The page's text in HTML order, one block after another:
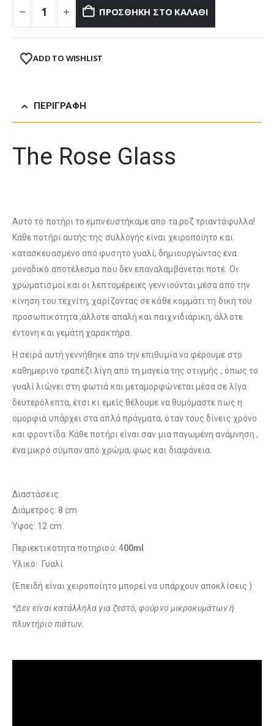
ΠΡΟΣΘΉΚΗ ΣΤΟ ΚΑΛΆΘΙ
ADD TO WISHLIST
ΠΕΡΙΓΡΑΦΉ
The Rose Glass
Αυτό το ποτήρι το εμπνευστήκαμε απο τα ροζ τριαντάφυλλα!
Κάθε ποτήρι αυτής της συλλογής είναι χειροποίητο και
κατασκευασμένο από φυσητό γυαλί, δημιουργώντας ένα
μοναδικό αποτέλεσμα που δεν επαναλαμβάνεται ποτέ. Οι
χρωματισμοί και οι λεπτομέρειες γεννιούνται μέσα από την
κίνηση του τεχνίτη, χαρίζοντας σε κάθε κομμάτι τη δική του
προσωπικότητα ,άλλοτε απαλή και παιχνιδιάρικη, άλλοτε
έντονη και γεμάτη χαρακτήρα.
Η σειρά αυτή γεννήθηκε από την επιθυμία να φέρουμε στο
καθημερινό τραπέζι λίγη από τη μαγεία της στιγμής , όπως το
γυαλί λιώνει στη φωτιά και μεταμορφώνεται μέσα σε λίγα
δευτερόλεπτα, έτσι κι εμείς θέλουμε να θυμόμαστε πως η
ομορφιά υπάρχει στα απλά πράγματα, όταν τους δίνεις χρόνο
και φροντίδα. Κάθε ποτήρι είναι σαν μια παγωμένη ανάμνηση ,
ένα μικρό σύμπαν από χρώμα, φως και διαφάνεια.
Διαστάσεις:
Διάμετρος: 8 cm
Ύψος: 12 cm
Περιεκτικότητα ποτηριού: 400ml
Υλικό: Γυαλί
(Επειδή είναι χειροποίητo μπορεί να υπάρχουν αποκλίσεις )
*Δεν είναι κατάλληλα για ζεστό, φούρνο μικροκυμάτων ή
πλυντήριο πιάτων.